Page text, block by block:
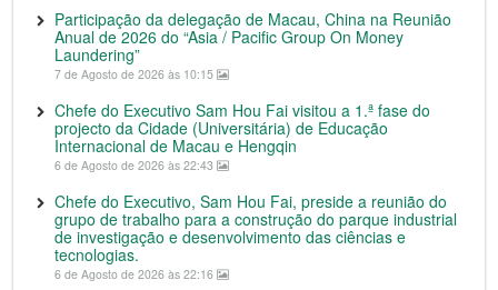
Participação da delegação de Macau, China na Reunião
Anual de 2026 do “Asia / Pacific Group On Money
Laundering”
7 de Agosto de 2026 às 10:15
Chefe do Executivo Sam Hou Fai visitou a 1.ª fase do
projecto da Cidade (Universitária) de Educação
Internacional de Macau e Hengqin
6 de Agosto de 2026 às 22:43
Chefe do Executivo, Sam Hou Fai, preside a reunião do
grupo de trabalho para a construção do parque industrial
de investigação e desenvolvimento das ciências e
tecnologias.
6 de Agosto de 2026 às 22:16